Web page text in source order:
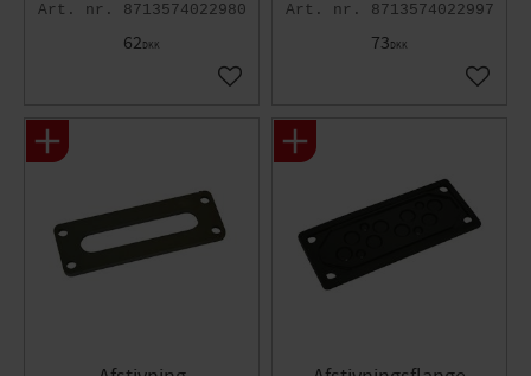
8713574022980
62DKK
Gem som favorit
8713574022997
73DKK
Gem